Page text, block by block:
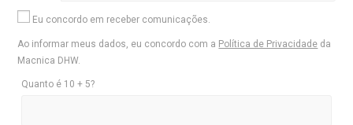
Eu concordo em receber comunicações.
Ao informar meus dados, eu concordo com a Política de Privacidade da
Macnica DHW.
Quanto é 10 + 5?